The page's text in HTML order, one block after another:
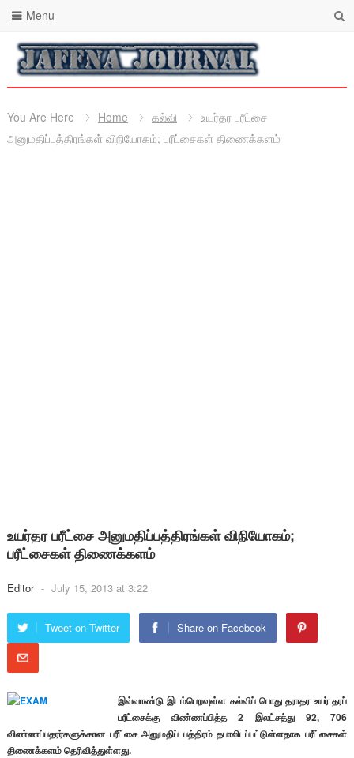
Menu
You Are Here Home கல்வி
உயர்தர பரீட்சை
அனுமதிப்பத்திரங்கள் விநியோகம்; பரீட்சைகள் திணைக்களம்
உயர்தர பரீட்சை அனுமதிப்பத்திரங்கள் விநியோகம்;
பரீட்சைகள் திணைக்களம்
Editor - July 15, 2013 at 3:22
Tweet on Twitter Share on Facebook
இவ்வாண்டு இடம்பெறவுள்ள கல்விப் பொது தராதர உயர் தரப்
பரீட்சைக்கு விண்ணப்பித்த 2 இலட்சத்து 92, 706
விண்ணப்பதரர்களுக்கான பரீட்சை அனுமதிப் பத்திரம் தபாலிடப்பட்டுள்ளதாக பரீட்சைகள்
திணைக்களம் தெரிவித்துள்ளது.